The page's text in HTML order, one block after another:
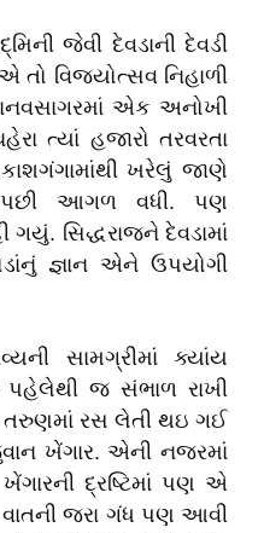
જેવી દેવડાની દેવડી
વિજયોત્સવ નિહાળી
એક અનોખી
ત્યાં હજારો તરવરતા
ખરેલું જાણે
પછી આગળ વધી. પણ
ગયું. સિદ્ધરાજને દેવડામાં
જ્ઞાન એને ઉપયોગી
સામગ્રીમાં ક્યાંય
જ સંભાળ રાખી
તરુણમાં રસ લેતી થઇ ગઈ
ખેંગાર. એની નજરમાં
દ્રષ્ટિમાં પણ એ
જરા ગંધ પણ આવી